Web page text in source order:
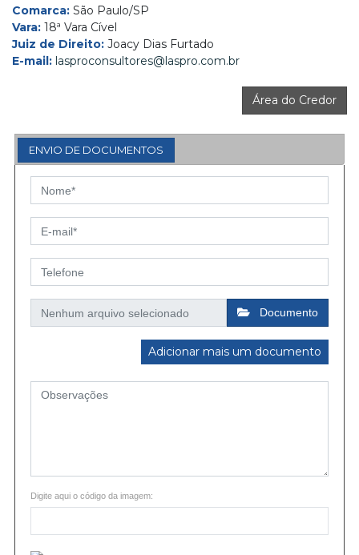
Comarca: São Paulo/SP
Vara: 18ª Vara Cível
Juiz de Direito: Joacy Dias Furtado
E-mail: lasproconsultores@laspro.com.br
Área do Credor
ENVIO DE DOCUMENTOS
Documento
Adicionar mais um documento
Digite aqui o código da imagem: